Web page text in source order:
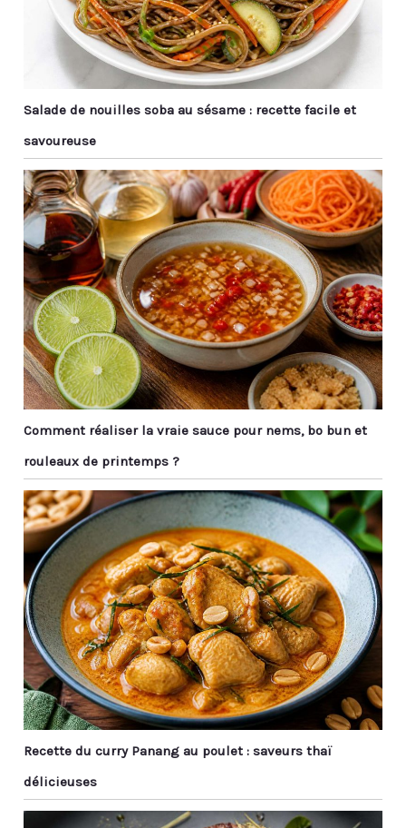
propres. 【Diverses
Applications】 : Nos
baguettes réutilisables
sont indispensables
pour la cuisine asiatique
comme le ragoût de
boulettes et même
certains aliments du
Moyen-Orient. Il peut
également être utilisé
pour préparer des
aliments de tous les
jours tels que les pâtes.
Au En même temps, les
baguettes en métal ont
de beaux motifs laser et
un savoir-faire élégant,
qui sont des cadeaux
idéaux pour Noël, les
anniversaires, les
anniversaires, etc.
utilisation et lavage)
sans risque de
déformation.
Hygiéniques et anti-
moisissures, elles
éliminent les frais de
Raffinée】Présentées
dans un écrin élégant,
ces baguettes
symbolisent la
coopération et l'amitié.
Un cadeau idéal pour
proches ou collègues à
Noël, un anniversaire ou
toute occasion spéciale.
Salade de nouilles soba au sésame : recette facile et
savoureuse
Comment réaliser la vraie sauce pour nems, bo bun et
rouleaux de printemps ?
Recette du curry Panang au poulet : saveurs thaï
délicieuses